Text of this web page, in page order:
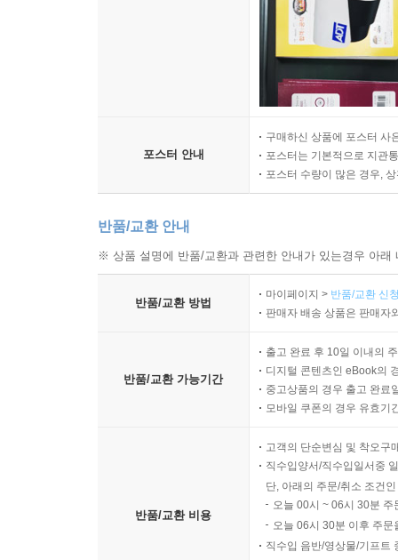
포스터 안내
구매하신 상품에 포스터 사
포스터는 기본적으로 지관
포스터 수량이 많은 경우,
반품/교환 안내
※ 상품 설명에 반품/교환과 관련한 안내가 있는경우 아
반품/교환 방법
마이페이지 > 반품/교환 신
판매자 배송 상품은 판매자
반품/교환 가능기간
출고 완료 후 10일 이내의
디지털 콘텐츠인 eBook의
중고상품의 경우 출고 완료
모바일 쿠폰의 경우 유효기
반품/교환 비용
고객의 단순변심 및 착오구
직수입양서/직수입일서중
단, 아래의 주문/취소 조건
오늘 00시 ~ 06시 30분
오늘 06시 30분 이후 주
직수입 음반/영상물/기프트